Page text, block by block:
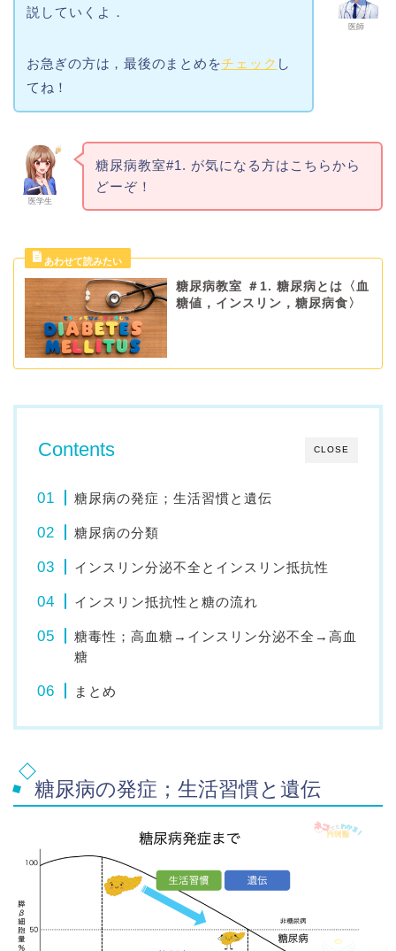
医師
説していくよ．
お急ぎの方は，最後のまとめをチェック し
てね！
医学生
糖尿病教室#1. が気になる方はこちらから
どーぞ！
糖尿病教室 ＃1. 糖尿病とは〈血
糖値，インスリン，糖尿病食〉
CLOSE
Contents
糖尿病の発症；生活習慣と遺伝
糖尿病の分類
インスリン分泌不全とインスリン抵抗性
インスリン抵抗性と糖の流れ
糖毒性；高血糖→インスリン分泌不全→高血
糖
まとめ
糖尿病の発症；生活習慣と遺伝